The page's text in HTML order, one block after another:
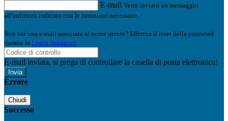
E-mail Verrà inviato un messaggio
all'indirizzo indicato con le istruzioni necessarie.
Non hai una e-mail associata al nome utente? Effettua il reset della password
tramite la Login Spaggiari
E-mail inviata, si prega di controllare la casella di posta elettronica!
Errore
Chiudi
Successo